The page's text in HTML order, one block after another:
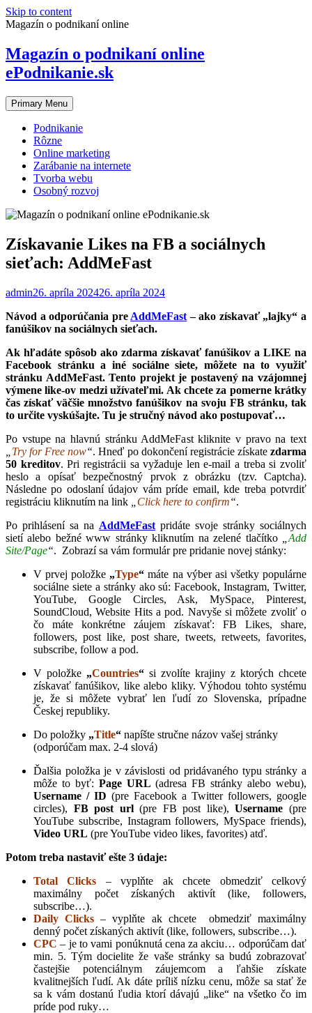
Skip to content
Magazín o podnikaní online
Magazín o podnikaní online
ePodnikanie.sk
Primary Menu
Podnikanie
Rôzne
Online marketing
Zarábanie na internete
Tvorba webu
Osobný rozvoj
Získavanie Likes na FB a sociálnych
sieťach: AddMeFast
admin26. apríla 202426. apríla 2024
Návod a odporúčania pre AddMeFast – ako získavať „lajky“ a
fanúšikov na sociálnych sieťach.
Ak hľadáte spôsob ako zdarma získavať fanúšikov a LIKE na
Facebook stránku a iné sociálne siete, môžete na to využiť
stránku AddMeFast. Tento projekt je postavený na vzájomnej
výmene like-ov medzi užívateľmi. Ak chcete za pomerne krátky
čas získať väčšie množstvo fanúšikov na svoju FB stránku, tak
to určite vyskúšajte. Tu je stručný návod ako postupovať…
Po vstupe na hlavnú stránku AddMeFast kliknite v pravo na text
Try for Free now“. Hneď po dokončení registrácie získatezdarma
50 kreditov. Pri registrácii sa vyžaduje len e-mail a treba si zvoliť
heslo a opísať bezpečnostný prvok z obrázku (tzv. Captcha).
Následne po odoslaní údajov vám príde email, kde treba potvrdiť
registráciu kliknutím na link
Click here to confirm“.
Po prihlásení sa na AddMeFast pridáte svoje stránky sociálnych
sietí alebo bežné www stránky kliknutím na zelené tlačítko
Add
Site/Page“. Zobrazí sa vám formulár pre pridanie novej stánky:
V prvej položke „Type“ máte na výber asi všetky populárne
sociálne siete a stránky ako sú: Facebook, Instagram, Twitter,
YouTube, Google Circles, Ask, MySpace, Pinterest,
SoundCloud, Website Hits a pod. Navyše si môžete zvoliť o
čo máte konkrétne záujem získavať: FB Likes, share,
followers, post like, post share, tweets, retweets, favorites,
subscribe, follow a pod.
V položke „Countries“ si zvolíte krajiny z ktorých chcete
získavať fanúšikov, like alebo kliky. Výhodou tohto systému
je, že si môžete vybrať len ľudí zo Slovenska, prípadne
Českej republiky.
Do položky „Title“ napíšte stručne názov vašej stránky
(odporúčam max. 2-4 slová)
Ďalšia položka je v závislosti od pridávaného typu stránky a
môže to byť: Page URL (adresa FB stránky alebo webu),
Username / ID (pre Facebook a Twitter followers, google
circles), FB post url(pre FB post like),Username (pre
YouTube subscribe, Instagram followers, MySpace friends),
Video URL (pre YouTube video likes, favorites) atď.
Potom treba nastaviť ešte 3 údaje:
Total Clicks – vyplňte ak chcete obmedziť celkový
maximálny počet získaných aktivít (like, followers,
subscribe…).
Daily Clicks – vyplňte ak chcete obmedziť maximálny
denný počet získaných aktivít (like, followers, subscribe…).
CPC – je to vami ponúknutá cena za akciu… odporúčam dať
min. 5. Tým docielite že vaše stránky sa budú zobrazovať
častejšie potenciálnym záujemcom a ľahšie získate
kvalitnejších ľudí. Ak dáte príliš nízku cenu, môže sa stať že
sa k vám dostanú ľudia ktorí dávajú „like“ na všetko čo im
príde pod ruky…